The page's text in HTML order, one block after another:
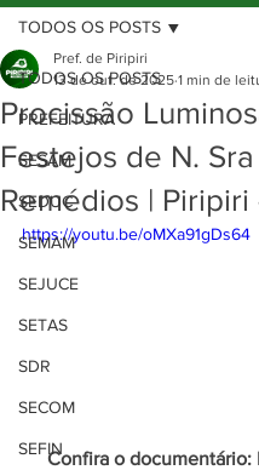
TODOS OS POSTS
PREFEITURA
SESAM
SEDUC
SEMAM
SEJUCE
SETAS
SDR
SECOM
SEFIN
TODOS OS POSTS
Procissão
Festejos de N.
Remédios | Piripiri
Pref. de Piripiri
13 de out. de 2025 1 min de
https://youtu.be/oMXa91gDs64
Confira o documentário: